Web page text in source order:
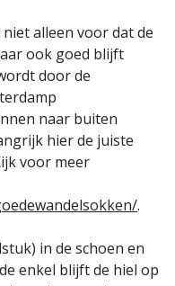
alleen voor dat de
ook goed blijft
door de
naar buiten
hier de juiste
voor meer
.
in de schoen en
enkel blijft de hiel op